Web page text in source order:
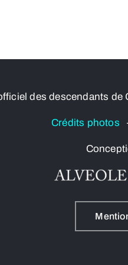
des descendants de
Crédits photos